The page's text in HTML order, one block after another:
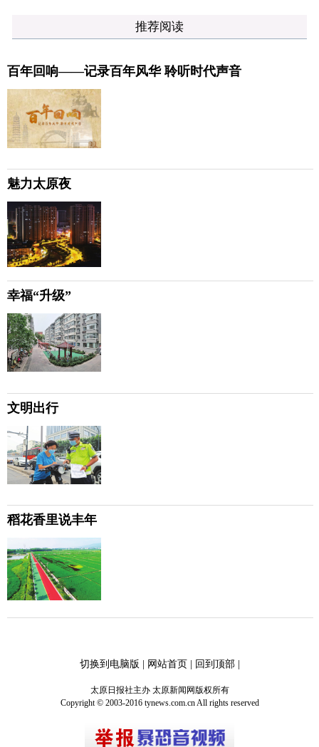
推荐阅读
百年回响——记录百年风华 聆听时代声音
魅力太原夜
幸福“升级”
文明出行
稻花香里说丰年
切换到电脑版 | 网站首页| 回到顶部|
太原日报社主办 太原新闻网版权所有
Copyright © 2003-2016 tynews.com.cn All rights reserved